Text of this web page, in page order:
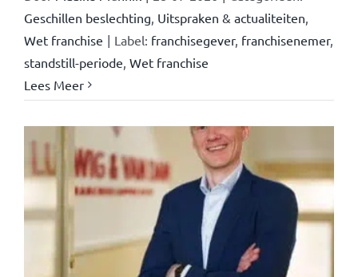
Geschillen beslechting Uitspraken & actualiteiten
Wet franchise | Label: franchisegever, franchisenemer,
standstill-periode Wet franchise
Lees Meer